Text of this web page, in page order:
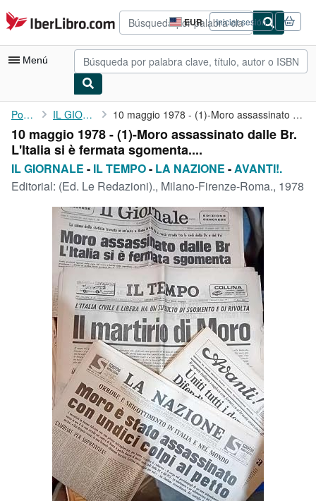
Pasar al contenido principal
IberLibro.com EUR
Preferencias
de
compra
del
Iniciar sesión
Menú
Mi cuenta
Consultar mis pedidos
Búsqueda avanzada
Colecciones
Libros antiguos
Arte y coleccionismo
Vendedores
Comenzar a vender
CERRAR
Portada IL GIORNALE 10 maggio 1978 - (1)-Moro assassinato dalle Br. L'Italia si è ...
10 maggio 1978 - (1)-Moro assassinato dalle Br.
L'Italia si è fermata sgomenta....
IL GIORNALE - IL TEMPO- LA NAZIONE -AVANTI!.
Editorial: (Ed. Le Redazioni)., Milano-Firenze-Roma., 1978